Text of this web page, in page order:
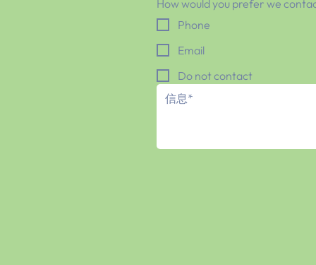
How would you prefer we
Phone
Email
Do not contact